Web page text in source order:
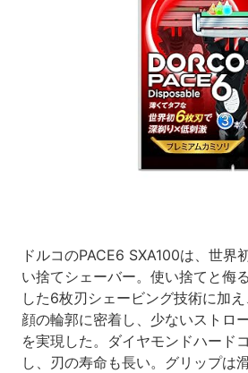
ドルコのPACE6 SXA100は、世界
い捨てシェーバー。使い捨てと侮
した6枚刃シェービング技術に加
顔の輪郭に密着し、少ないストロ
を実現した。ダイヤモンドハード
し、刃の寿命も長い。グリップは